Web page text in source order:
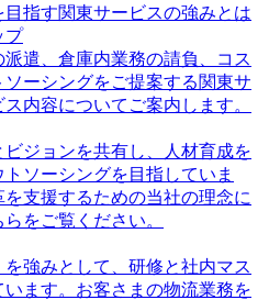
指す関東サービスの強みとは
プ
遣、倉庫内業務の請負、コス
ソーシングをご提案する関東サ
内容についてご案内します。
ジョンを共有し、人材育成を
ソーシングを目指していま
支援するための当社の理念に
をご覧ください。
強みとして、研修と社内マス
ます。お客さまの物流業務を